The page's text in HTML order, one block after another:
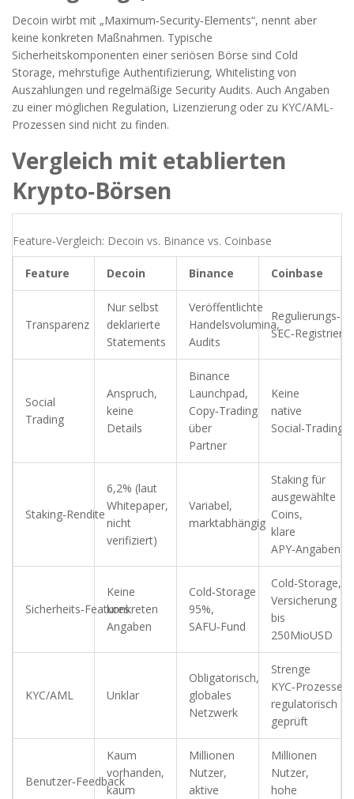
Decoin wirbt mit „Maximum‑Security‑Elements“, nennt aber
keine konkreten Maßnahmen. Typische
Sicherheitskomponenten einer seriösen Börse sind Cold
Storage, mehrstufige Authentifizierung, Whitelisting von
Auszahlungen und regelmäßige Security Audits. Auch Angaben
zu einer möglichen Regulation, Lizenzierung oder zu KYC/AML-
Prozessen sind nicht zu finden.
Vergleich mit etablierten
Krypto‑Börsen
Feature‑Vergleich: Decoin vs. Binance vs. Coinbase
Feature Decoin Binance Coinbase
Transparenz
Nur selbst
deklarierte
Statements
Veröffentlichte
Handelsvolumina,
Audits
Social
Trading
Anspruch,
keine
Details
Binance
Launchpad,
Copy‑Trading
über
Partner
Keine
native
Staking‑Rendite
6,2% (laut
Whitepaper,
nicht
verifiziert)
Variabel,
marktabhängig
Staking für
ausgewählte
Coins,
klare
APY‑Angaben
Sicherheits‑Features
Keine
konkreten
Angaben
Cold‑Storage
95%,
SAFU‑Fund
Cold‑Storage,
Versicherung
bis
250MioUSD
KYC/AML Unklar
Obligatorisch,
globales
Netzwerk
Strenge
KYC‑Prozesse,
regulatorisch
geprüft
Benutzer‑Feedback
Kaum
vorhanden,
kaum
Millionen
Nutzer,
aktive
Millionen
Nutzer,
hohe